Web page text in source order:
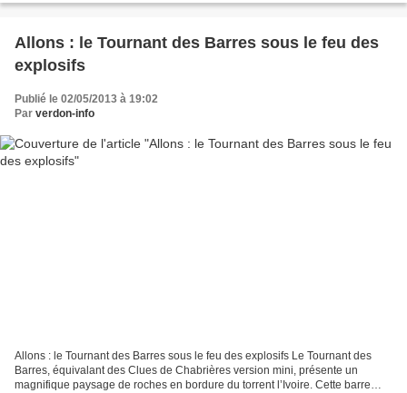
Allons : le Tournant des Barres sous le feu des
explosifs
Publié le 02/05/2013 à 19:02
Par verdon-info
Allons : le Tournant des Barres sous le feu des explosifs Le Tournant des
Barres, équivalant des Clues de Chabrières version mini, présente un
magnifique paysage de roches en bordure du torrent l’Ivoire. Cette barre